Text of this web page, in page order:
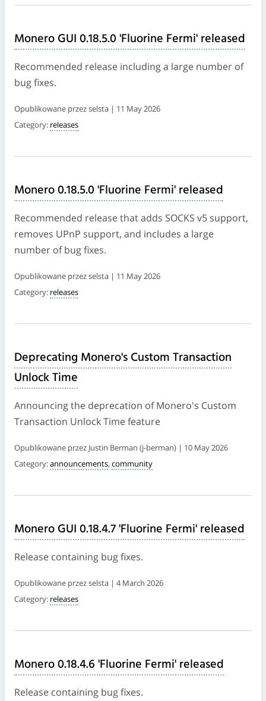
Monero GUI 0.18.5.0 'Fluorine Fermi' released
Recommended release including a large number of
bug fixes.
Opublikowane przez selsta | 11 May 2026
Category: releases
Monero 0.18.5.0 'Fluorine Fermi' released
Recommended release that adds SOCKS v5 support,
removes UPnP support, and includes a large
number of bug fixes.
Opublikowane przez selsta | 11 May 2026
Category: releases
Deprecating Monero's Custom Transaction
Unlock Time
Announcing the deprecation of Monero's Custom
Transaction Unlock Time feature
Opublikowane przez Justin Berman (j-berman) | 10 May 2026
Category:announcements, community
Monero GUI 0.18.4.7 'Fluorine Fermi' released
Release containing bug fixes.
Opublikowane przez selsta | 4 March 2026
Category: releases
Monero 0.18.4.6 'Fluorine Fermi' released
Release containing bug fixes.